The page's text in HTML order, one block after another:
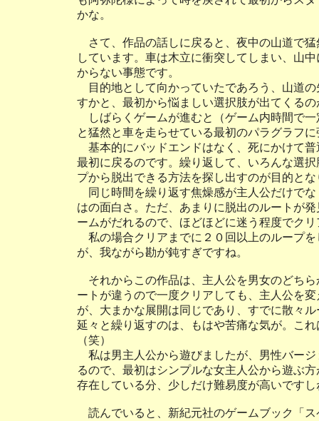
かな。
さて、作品の話しに戻ると、夜中の山道で
しています。車は木立に衝突してしまい、山
からない事態です。
目的地として向かっていたであろう、山道
すかと、最初から悩ましい選択肢が出てくるの
しばらくゲームが進むと（ゲーム内時間で
と猛然と車を走らせている最初のパラグラフ
基本的にバッドエンドはなく、死にかけて
最初に戻るのです。繰り返して、いろんな選
プから脱出できる方法を探し出すのが目的とな
同じ時間を繰り返す焦燥感が主人公だけで
はの面白さ。ただ、あまりに脱出のルートが
ームがだれるので、ほどほどに迷う程度でク
私の場合クリアまでに２０回以上のループ
が、我ながら勘が鈍すぎですね。
それからこの作品は、主人公を男女のどち
ートが違うので一度クリアしても、主人公を
が、大まかな展開は同じであり、すでに散々
延々と繰り返すのは、もはや苦痛な気が。こ
（笑）
私は男主人公から遊びましたが、男性バー
るので、最初はシンプルな女主人公から遊ぶ
存在している分、少しだけ難易度が高いですし
読んでいると、新紀元社のゲームブック「ス